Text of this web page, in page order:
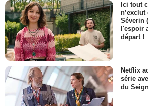
Ici tout
Séverin
l'espoir
départ !
Netflix
série
du